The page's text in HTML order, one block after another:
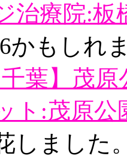
治療院:板
かもしれ
千葉】茂
ト:茂原公
しました